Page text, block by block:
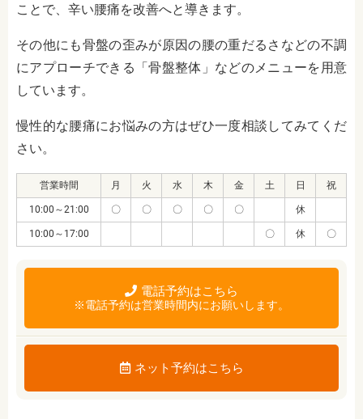
ことで、辛い腰痛を改善へと導きます。
その他にも骨盤の歪みが原因の腰の重だるさなどの不調
にアプローチできる「骨盤整体」などのメニューを用意
しています。
慢性的な腰痛にお悩みの方はぜひ一度相談してみてくだ
さい。
営業時間 月 火 水 木 金 土 日 祝
10:00～21:00 〇 〇 〇 〇 〇 休
10:00～17:00 〇 休 〇
電話予約はこちら
※電話予約は営業時間内にお願いします。
ネット予約はこちら